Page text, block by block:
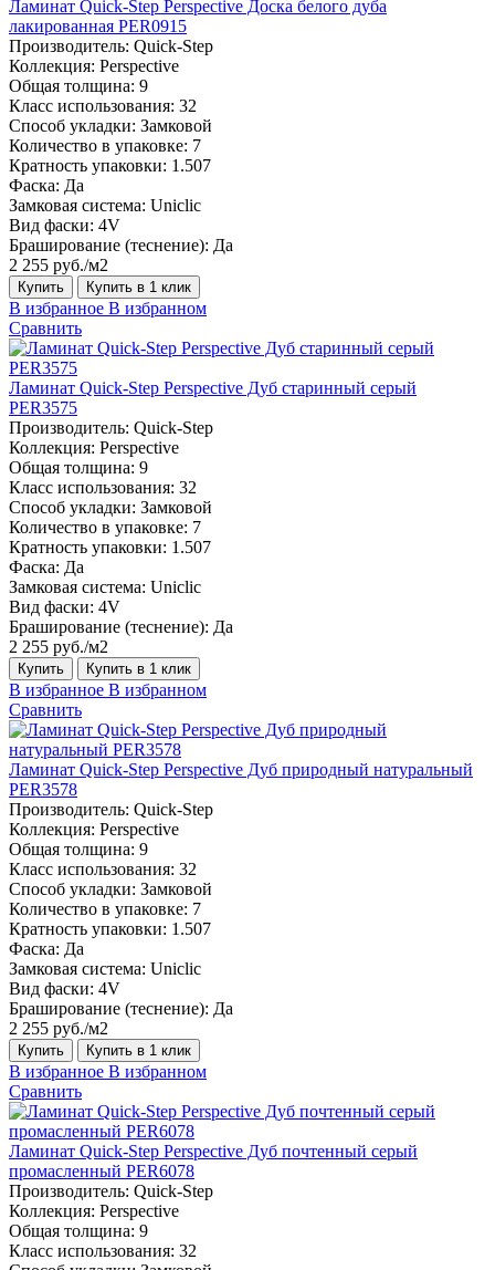
Ламинат Quick-Step Perspective Доска белого дуба
лакированная PER0915
Производитель: Quick-Step
Коллекция: Perspective
Общая толщина: 9
Класс использования: 32
Способ укладки: Замковой
Количество в упаковке: 7
Кратность упаковки: 1.507
Фаска: Да
Замковая система: Uniclic
Вид фаски: 4V
Браширование (теснение): Да
2 255 руб./м2
Купить Купить в 1 клик
В избранное В избранном
Сравнить
Ламинат Quick-Step Perspective Дуб старинный серый
PER3575
Производитель: Quick-Step
Коллекция: Perspective
Общая толщина: 9
Класс использования: 32
Способ укладки: Замковой
Количество в упаковке: 7
Кратность упаковки: 1.507
Фаска: Да
Замковая система: Uniclic
Вид фаски: 4V
Браширование (теснение): Да
2 255 руб./м2
Купить Купить в 1 клик
В избранное В избранном
Сравнить
Ламинат Quick-Step Perspective Дуб природный натуральный
PER3578
Производитель: Quick-Step
Коллекция: Perspective
Общая толщина: 9
Класс использования: 32
Способ укладки: Замковой
Количество в упаковке: 7
Кратность упаковки: 1.507
Фаска: Да
Замковая система: Uniclic
Вид фаски: 4V
Браширование (теснение): Да
2 255 руб./м2
Купить Купить в 1 клик
В избранное В избранном
Сравнить
Ламинат Quick-Step Perspective Дуб почтенный серый
промасленный PER6078
Производитель: Quick-Step
Коллекция: Perspective
Общая толщина: 9
Класс использования: 32